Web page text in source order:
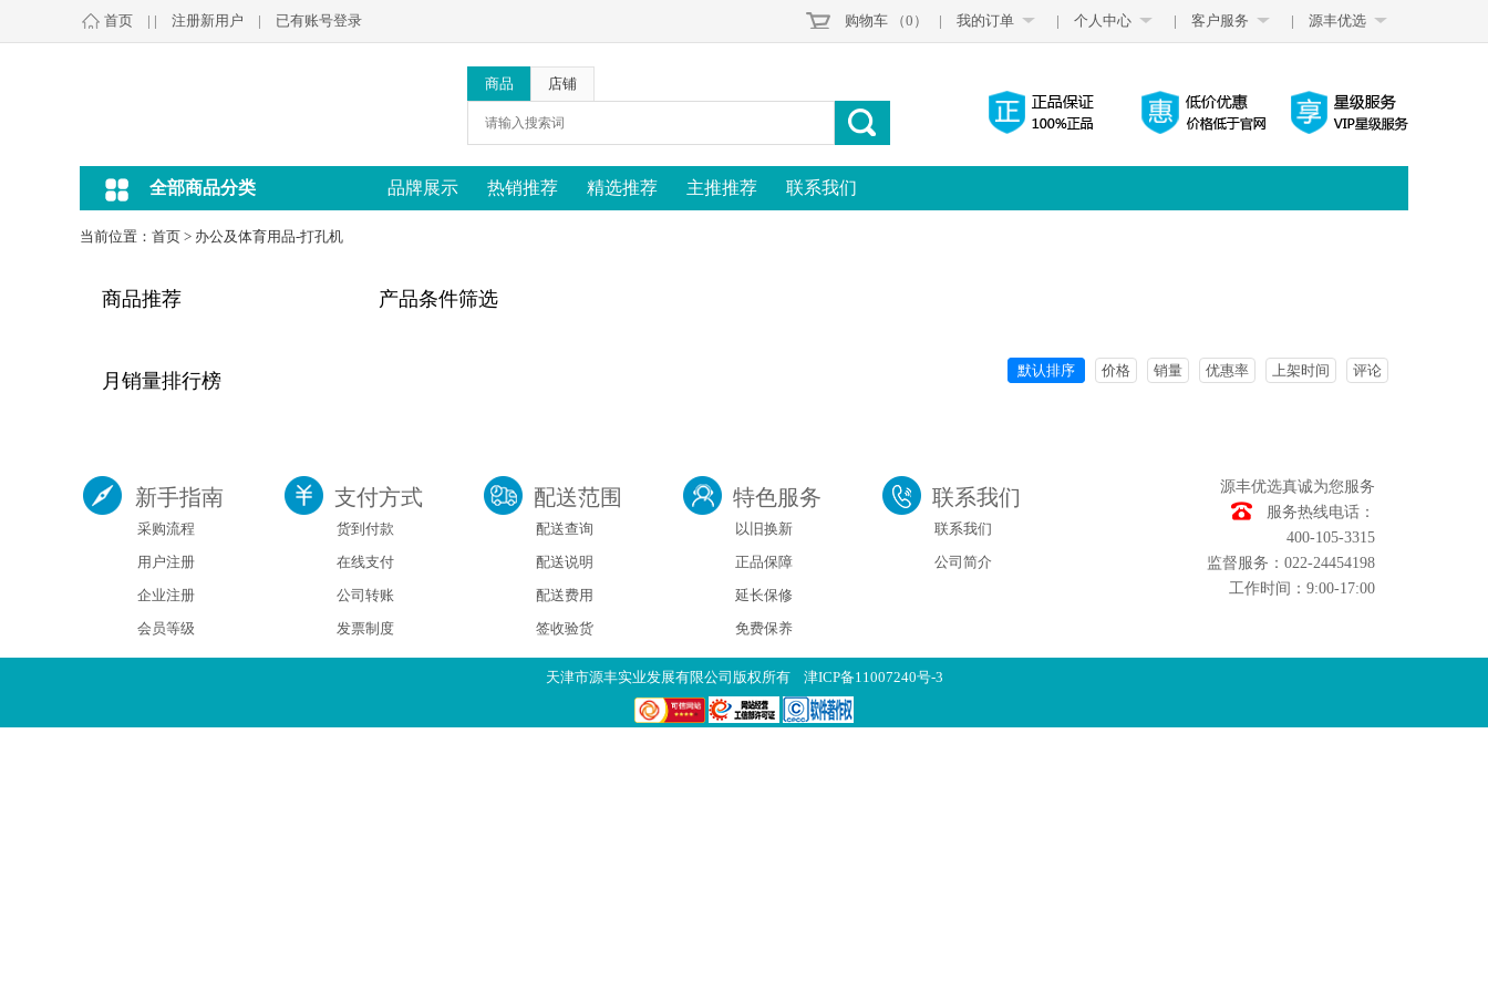
购物车 （0） | 我的订单 | 个人中心 | 客户服务 | 源丰优选
首页 | | 注册新用户 | 已有账号登录
商品 店铺
全部商品分类 品牌展示 热销推荐 精选推荐 主推推荐 联系我们
当前位置： 首页 > 办公及体育用品-打孔机
商品推荐
月销量排行榜
产品条件筛选
默认排序 价格 销量 优惠率 上架时间 评论
新手指南
采购流程
用户注册
企业注册
会员等级
支付方式
货到付款
在线支付
公司转账
发票制度
配送范围
配送查询
配送说明
配送费用
签收验货
特色服务
以旧换新
正品保障
延长保修
免费保养
联系我们
联系我们
公司简介
源丰优选真诚为您服务
服务热线电话：
400-105-3315
监督服务：022-24454198
工作时间：9:00-17:00
天津市源丰实业发展有限公司版权所有 津ICP备11007240号-3